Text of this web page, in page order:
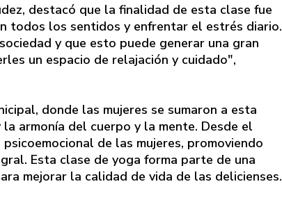
destacó que la finalidad de esta clase fue
todos los sentidos y enfrentar el estrés diario.
y que esto puede generar una gran
un espacio de relajación y cuidado",
donde las mujeres se sumaron a esta
armonía del cuerpo y la mente. Desde el
de las mujeres, promoviendo
Esta clase de yoga forma parte de una
mejorar la calidad de vida de las delicienses.